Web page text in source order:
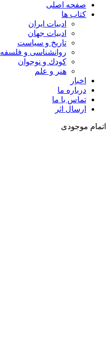
صفحه اصلی
کتاب ها
ادبیات ایران
ادبیات جهان
تاریخ و سیاست
روانشناسی و فلسفه
کودك و نوجوان
هنر و علم
اخبار
درباره ما
تماس با ما
ارسال اثر
اتمام موجودی